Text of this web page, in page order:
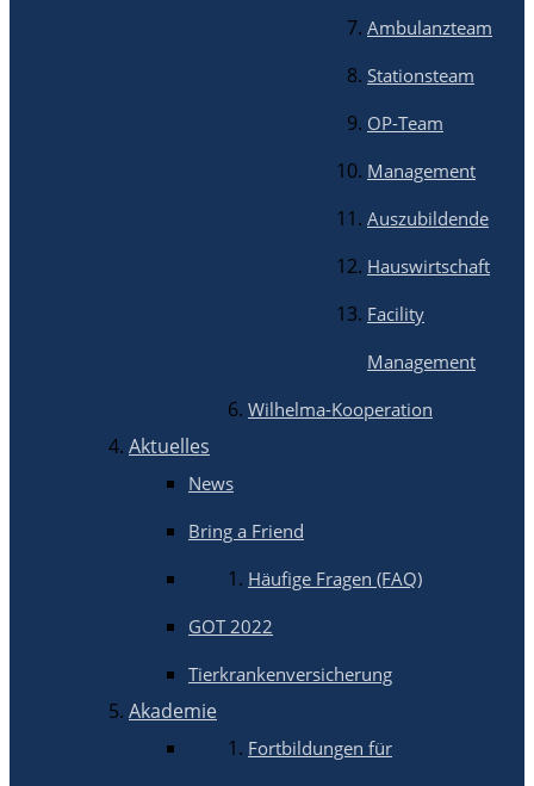
Ambulanzteam
Stationsteam
OP-Team
Management
Auszubildende
Hauswirtschaft
Facility
Management
Wilhelma-Kooperation
Aktuelles
News
Bring a Friend
Häufige Fragen (FAQ)
GOT 2022
Tierkrankenversicherung
Akademie
Fortbildungen für